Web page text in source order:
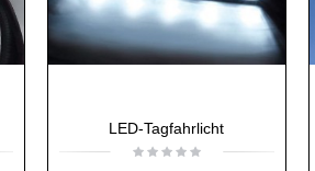
LED-Tagfahrlicht